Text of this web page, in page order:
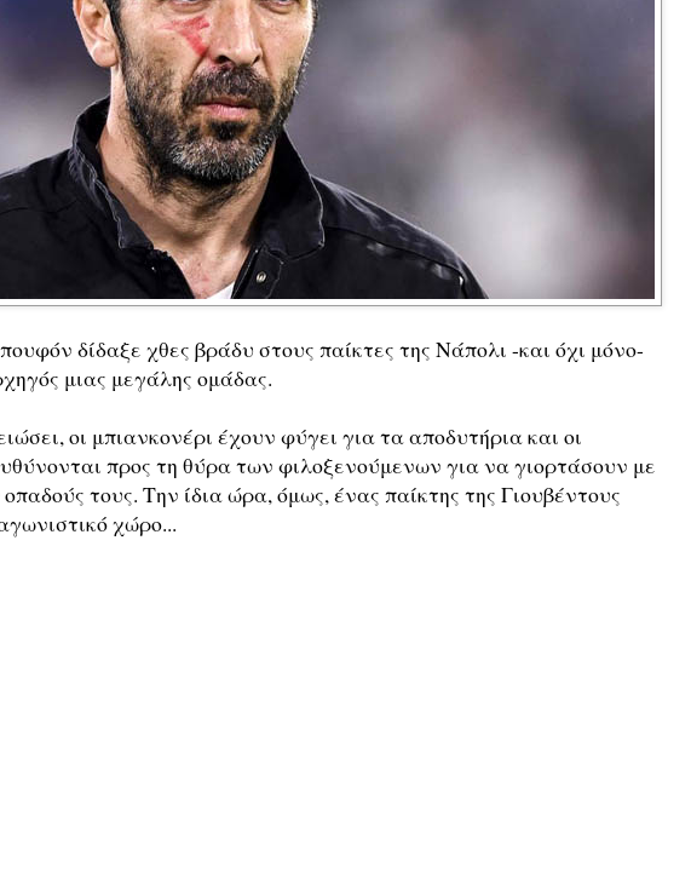
δίδαξε χθες βράδυ στους παίκτες της Νάπολι -και όχι μόνο-
μιας μεγάλης ομάδας.
οι μπιανκονέρι έχουν φύγει για τα αποδυτήρια και οι
προς τη θύρα των φιλοξενούμενων για να γιορτάσουν με
τους. Την ίδια ώρα, όμως, ένας παίκτης της Γιουβέντους
χώρο...